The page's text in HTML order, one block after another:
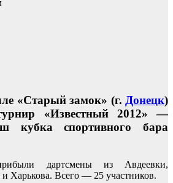
«Старый замок» (г. Донецк)
турнир «Известный 2012» —
кубка спортивного бара
дартсмены из Авдеевки,
Харькова. Всего — 25 участников.